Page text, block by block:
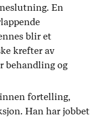
En
blir et
krefter av
behandling og
fortelling,
Han har jobbet